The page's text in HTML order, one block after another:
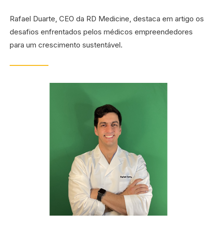
Rafael Duarte, CEO da RD Medicine, destaca em artigo os
desafios enfrentados pelos médicos empreendedores
para um crescimento sustentável.